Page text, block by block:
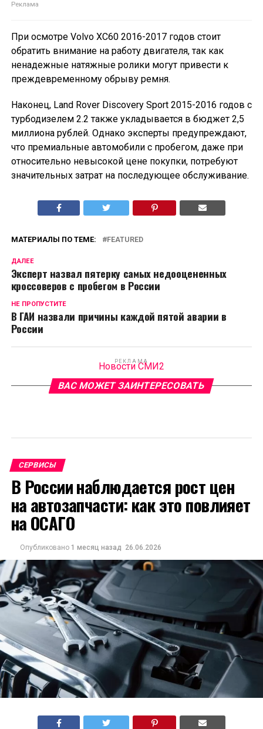
При осмотре Volvo XC60 2016-2017 годов стоит
обратить внимание на работу двигателя, так как
ненадежные натяжные ролики могут привести к
преждевременному обрыву ремня.
Наконец, Land Rover Discovery Sport 2015-2016 годов с
турбодизелем 2.2 также укладывается в бюджет 2,5
миллиона рублей. Однако эксперты предупреждают,
что премиальные автомобили с пробегом, даже при
относительно невысокой цене покупки, потребуют
значительных затрат на последующее обслуживание.
МАТЕРИАЛЫ ПО ТЕМЕ: FEATURED
ДАЛЕЕ
Эксперт назвал пятерку самых недооцененных
кроссоверов с пробегом в России
НЕ ПРОПУСТИТЕ
В ГАИ назвали причины каждой пятой аварии в
России
РЕКЛАМА
Новости СМИ2
ВАС МОЖЕТ ЗАИНТЕРЕСОВАТЬ
СЕРВИСЫ
В России наблюдается рост цен
на автозапчасти: как это повлияет
на ОСАГО
Опубликовано 1 месяц назад 26.06.2026